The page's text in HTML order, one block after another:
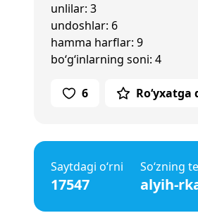
unlilar: 3
undoshlar: 6
hamma harflar: 9
bo‘g‘inlarning soni: 4
6 Ro‘yxatga
Saytdagi o‘rni
17547
So‘zning
alyih-